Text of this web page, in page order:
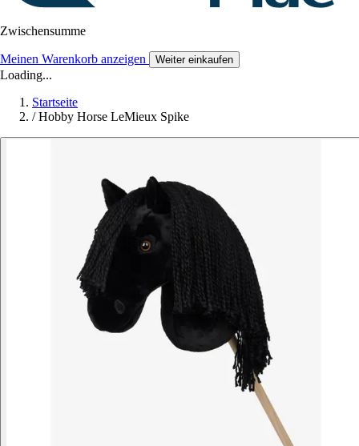
Zwischensumme
Meinen Warenkorb anzeigen Weiter einkaufen
Loading...
Startseite
/ Hobby Horse LeMieux Spike